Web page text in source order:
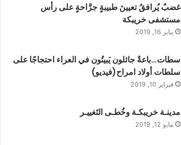
غضبٌ يُرافقُ تعيينَ طبيبةٍ جرَّاحةٍ على رأس
مستشفى خريبكة
يناير 16, 2019
سطات…باعةٌ جائلون يَبيتُون في العراء احتجاجًا على
سلطات أولاد امراح(فيديو)
فبراير 10, 2019
مدينـة خريبكـة وخُطـى التَغييـر
مايو 12, 2019